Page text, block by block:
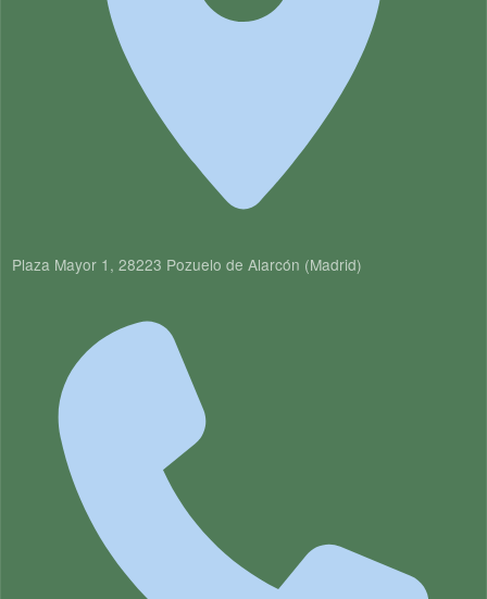
Plaza Mayor 1, 28223 Pozuelo de Alarcón (Madrid)